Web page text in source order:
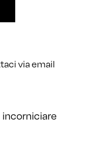
via email
incorniciare